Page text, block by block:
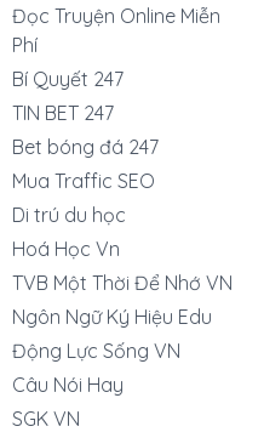
Đọc Truyện Online Miễn
Phí
Bí Quyết 247
TIN BET 247
Bet bóng đá 247
Mua Traffic SEO
Di trú du học
Hoá Học Vn
TVB Một Thời Để Nhớ VN
Ngôn Ngữ Ký Hiệu Edu
Động Lực Sống VN
Câu Nói Hay
SGK VN